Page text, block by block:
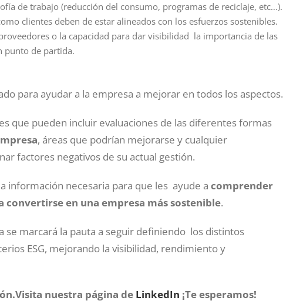
de trabajo (reducción del consumo, programas de reciclaje, etc…).
clientes deben de estar alineados con los esfuerzos sostenibles.
o la capacidad para dar visibilidad la importancia de las
punto de partida.
para ayudar a la empresa a mejorar en todos los aspectos.
que pueden incluir evaluaciones de las diferentes formas
, áreas que podrían mejorarse y cualquier
factores negativos de su actual gestión.
información necesaria para que les ayude a comprender
en una empresa más sostenible.
se marcará la pauta a seguir definiendo los distintos
ESG, mejorando la visibilidad, rendimiento y
nuestra página de LinkedIn ¡Te esperamos!